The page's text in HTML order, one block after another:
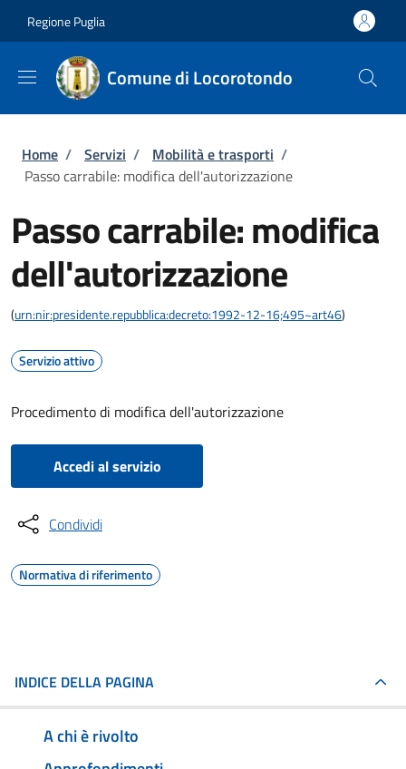
Regione Puglia
Comune di Locorotondo
Briciole di pane
Home / Servizi / Mobilità e trasporti /
Passo carrabile: modifica dell'autorizzazione
Passo carrabile: modifica
dell'autorizzazione
(urn:nir:presidente.repubblica:decreto:1992-12-16;495~art46)
Servizio attivo
Procedimento di modifica dell'autorizzazione
Accedi al servizio
Condividi
Normativa di riferimento
INDICE DELLA PAGINA
A chi è rivolto